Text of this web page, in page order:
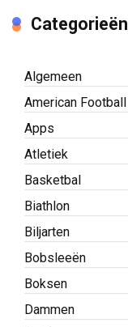
Categorieën
Algemeen
American Football
Apps
Atletiek
Basketbal
Biathlon
Biljarten
Bobsleeën
Boksen
Dammen